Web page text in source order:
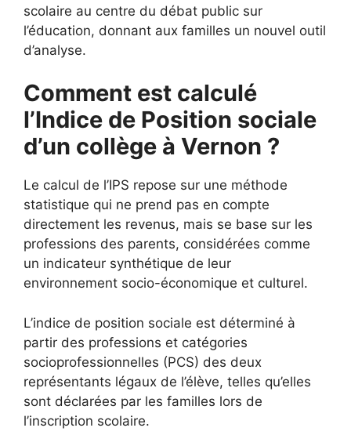
scolaire au centre du débat public sur
l’éducation, donnant aux familles un nouvel outil
d’analyse.
Comment est calculé
l’Indice de Position sociale
d’un collège à Vernon ?
Le calcul de l’IPS repose sur une méthode
statistique qui ne prend pas en compte
directement les revenus, mais se base sur les
professions des parents, considérées comme
un indicateur synthétique de leur
environnement socio-économique et culturel.
L’indice de position sociale est déterminé à
partir des professions et catégories
socioprofessionnelles (PCS) des deux
représentants légaux de l’élève, telles qu’elles
sont déclarées par les familles lors de
l’inscription scolaire.